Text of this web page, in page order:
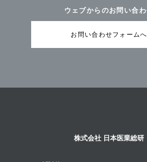
ウェブからのお問い合
お問い合わせフォームへ
株式会社 日本医業総研